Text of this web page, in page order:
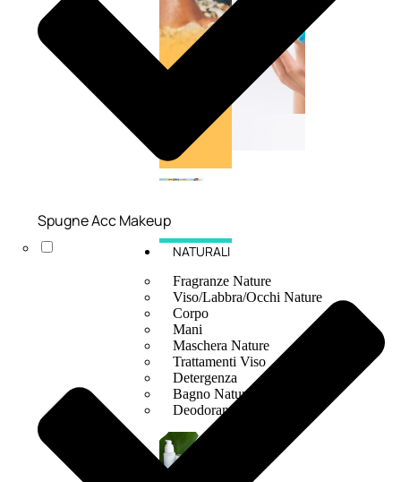
NATURALI
Fragranze Nature
Viso/Labbra/Occhi Nature
Corpo
Mani
Maschera Nature
Trattamenti Viso
Detergenza
Bagno Nature
Deodoranti
Spugne Acc Makeup